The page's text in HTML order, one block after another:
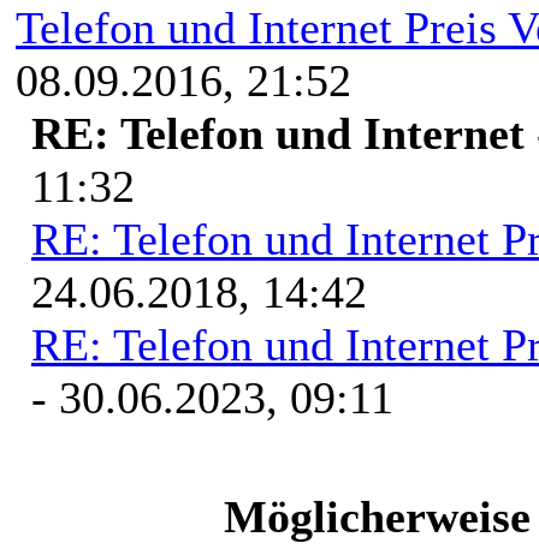
Telefon und Internet Preis
08.09.2016, 21:52
RE: Telefon und Internet
11:32
RE: Telefon und Internet
24.06.2018, 14:42
RE: Telefon und Internet
- 30.06.2023, 09:11